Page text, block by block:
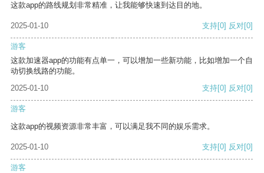
这款app的路线规划非常精准，让我能够快速到达目的地。
2025-01-10 支持[0] 反对[0]
游客
这款加速器app的功能有点单一，可以增加一些新功能，比如增加一个自
动切换线路的功能。
2025-01-10
支持[0] 反对[0]
游客
这款app的视频资源非常丰富，可以满足我不同的娱乐需求。
2025-01-10 支持[0] 反对[0]
游客